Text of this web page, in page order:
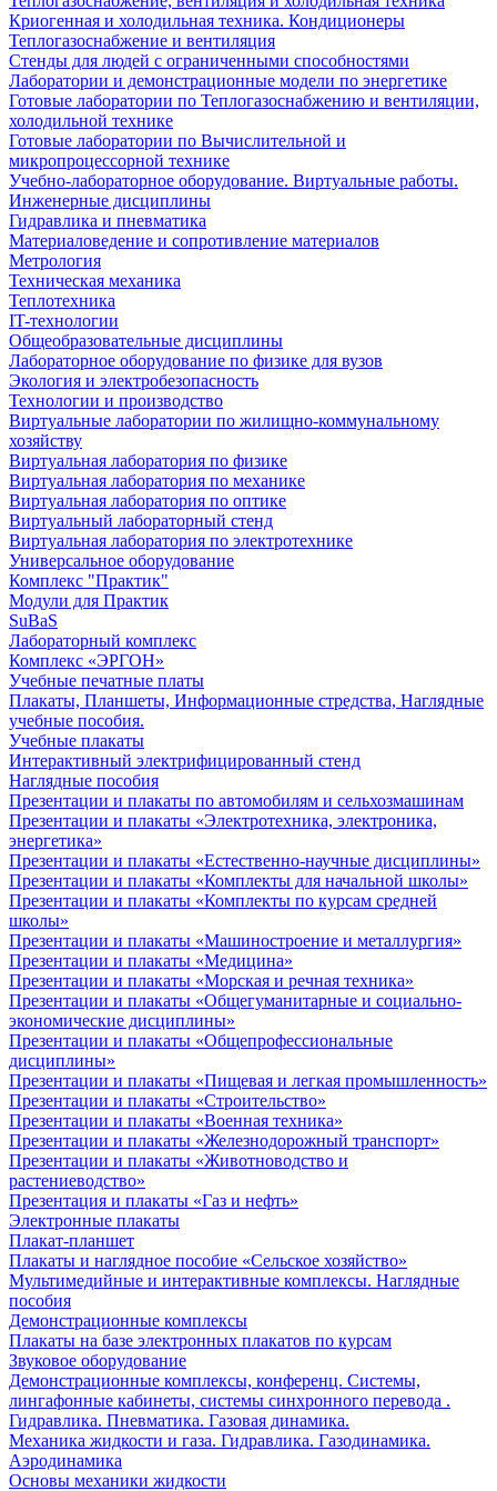
Криогенная и холодильная техника. Кондиционеры
Теплогазоснабжение и вентиляция
Стенды для людей с ограниченными способностями
Лаборатории и демонстрационные модели по энергетике
Готовые лаборатории по Теплогазоснабжению и вентиляции,
холодильной технике
Готовые лаборатории по Вычислительной и
микропроцессорной технике
Учебно-лабораторное оборудование. Виртуальные работы.
Инженерные дисциплины
Гидравлика и пневматика
Материаловедение и сопротивление материалов
Метрология
Техническая механика
Теплотехника
IT-технологии
Общеобразовательные дисциплины
Лабораторное оборудование по физике для вузов
Экология и электробезопасность
Технологии и производство
Виртуальные лаборатории по жилищно-коммунальному
хозяйству
Виртуальная лаборатория по физике
Виртуальная лаборатория по механике
Виртуальная лаборатория по оптике
Виртуальный лабораторный стенд
Виртуальная лаборатория по электротехнике
Универсальное оборудование
Комплекс "Практик"
Модули для Практик
SuBaS
Лабораторный комплекс
Комплекс «ЭРГОН»
Учебные печатные платы
Плакаты, Планшеты, Информационные стредства, Наглядные
учебные пособия.
Учебные плакаты
Интерактивный электрифицированный стенд
Наглядные пособия
Презентации и плакаты по автомобилям и сельхозмашинам
Презентации и плакаты «Электротехника, электроника,
энергетика»
Презентации и плакаты «Естественно-научные дисциплины»
Презентации и плакаты «Комплекты для начальной школы»
Презентации и плакаты «Комплекты по курсам средней
школы»
Презентации и плакаты «Машиностроение и металлургия»
Презентации и плакаты «Медицина»
Презентации и плакаты «Морская и речная техника»
Презентации и плакаты «Общегуманитарные и социально-
экономические дисциплины»
Презентации и плакаты «Общепрофессиональные
дисциплины»
Презентации и плакаты «Пищевая и легкая промышленность»
Презентации и плакаты «Строительство»
Презентации и плакаты «Военная техника»
Презентации и плакаты «Железнодорожный транспорт»
Презентации и плакаты «Животноводство и
растениеводство»
Презентация и плакаты «Газ и нефть»
Электронные плакаты
Плакат-планшет
Плакаты и наглядное пособие «Сельское хозяйство»
Мультимедийные и интерактивные комплексы. Наглядные
пособия
Демонстрационные комплексы
Плакаты на базе электронных плакатов по курсам
Звуковое оборудование
Демонстрационные комплексы, конференц. Системы,
лингафонные кабинеты, системы синхронного перевода .
Гидравлика. Пневматика. Газовая динамика.
Механика жидкости и газа. Гидравлика. Газодинамика.
Аэродинамика
Основы механики жидкости